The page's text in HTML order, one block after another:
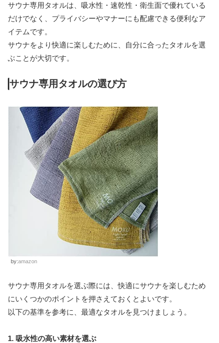
サウナ専用タオルは、吸水性・速乾性・衛生面で優れている
だけでなく、プライバシーやマナーにも配慮できる便利なア
イテムです。
サウナをより快適に楽しむために、自分に合ったタオルを選
ぶことが大切です。
サウナ専用タオルの選び方
by:amazon
サウナ専用タオルを選ぶ際には、快適にサウナを楽しむため
にいくつかのポイントを押さえておくとよいです。
以下の基準を参考に、最適なタオルを見つけましょう。
1. 吸水性の高い素材を選ぶ